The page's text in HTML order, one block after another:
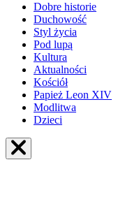
Dobre historie
Duchowość
Styl życia
Pod lupą
Kultura
Aktualności
Kościół
Papież Leon XIV
Modlitwa
Dzieci